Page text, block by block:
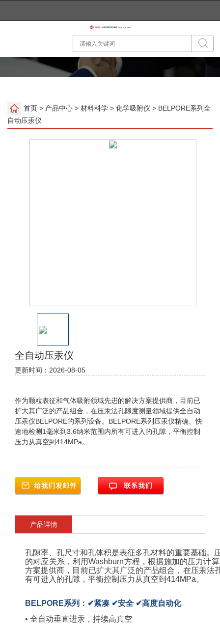
首页 > 产品中心 > 材料科学 > 化学吸附仪 > BELPORE系列全
自动压汞仪
全自动压汞仪
更新时间：2026-08-05
作为颗粒表征和气体吸附领域先进的解决方案提供商，目前已
扩大其广泛的产品组合，在压汞法孔隙度测量领域提供全自动
压汞仪BELPORE的系列设备。BELPORE系列压汞仪精确、快
速地检测1毫米到3.6纳米范围内所有可进入的孔隙，平衡控制
压力从真空到414MPa。
产品详情
孔隙率、孔尺寸和孔体积是表征多孔材料的重要基础。
的对应关系，利用Washburn方程，根据施加的压力计
方案提供商，目前已扩大其广泛的产品组合，在压汞法
有可进入的孔隙，平衡控制压力从真空到414MPa。
BELPORE系列： ✔紧凑 ✔安全 ✔高度自动化
• 全自动垂直进汞，持续高真空